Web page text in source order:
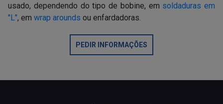
usado, dependendo do tipo de bobine, em soldaduras em
"L", em wrap arounds ou enfardadoras.
PEDIR INFORMAÇÕES